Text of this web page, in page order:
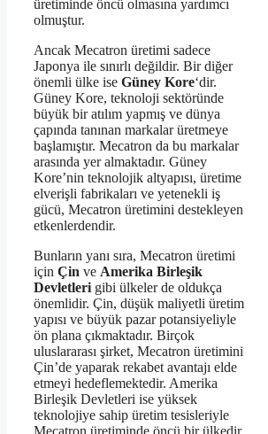
üretiminde öncü olmasına yardımcı
olmuştur.
Ancak Mecatron üretimi sadece
Japonya ile sınırlı değildir. Bir diğer
önemli ülke ise Güney Kore‘dir.
Güney Kore, teknoloji sektöründe
büyük bir atılım yapmış ve dünya
çapında tanınan markalar üretmeye
başlamıştır. Mecatron da bu markalar
arasında yer almaktadır. Güney
Kore’nin teknolojik altyapısı, üretime
elverişli fabrikaları ve yetenekli iş
gücü, Mecatron üretimini destekleyen
etkenlerdendir.
Bunların yanı sıra, Mecatron üretimi
için Çin ve Amerika Birleşik
Devletleri gibi ülkeler de oldukça
önemlidir. Çin, düşük maliyetli üretim
yapısı ve büyük pazar potansiyeliyle
ön plana çıkmaktadır. Birçok
uluslararası şirket, Mecatron üretimini
Çin’de yaparak rekabet avantajı elde
etmeyi hedeflemektedir. Amerika
Birleşik Devletleri ise yüksek
teknolojiye sahip üretim tesisleriyle
Mecatron üretiminde öncü bir ülkedir.